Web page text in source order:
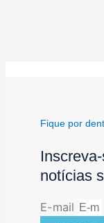
Fique por
notícias
E-mail